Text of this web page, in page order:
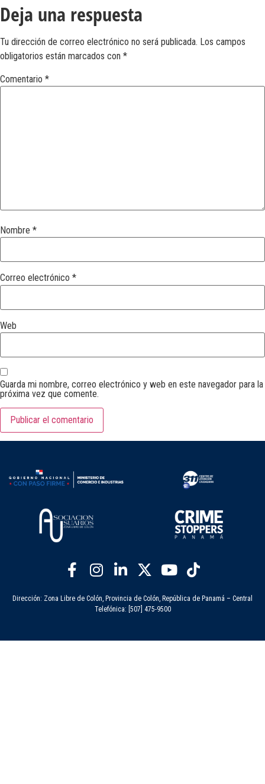
Deja una respuesta
Tu dirección de correo electrónico no será publicada. Los campos
obligatorios están marcados con *
Comentario *
Nombre *
Correo electrónico *
Web
Guarda mi nombre, correo electrónico y web en este navegador para la
próxima vez que comente.
Dirección: Zona Libre de Colón, Provincia de Colón, República de Panamá – Central
Telefónica: [507] 475-9500